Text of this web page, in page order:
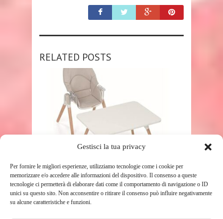
Gestisci la tua privacy
Per fornire le migliori esperienze, utilizziamo tecnologie come i cookie per
memorizzare e/o accedere alle informazioni del dispositivo. Il consenso a queste
tecnologie ci permetterà di elaborare dati come il comportamento di navigazione o ID
unici su questo sito. Non acconsentire o ritirare il consenso può influire negativamente
su alcune caratteristiche e funzioni.
RELATED POSTS
BABY TOP PER SEGGIOLONE
BONITO VERSIONE “BABY SEDIA”
FOPPAPEDRETTI